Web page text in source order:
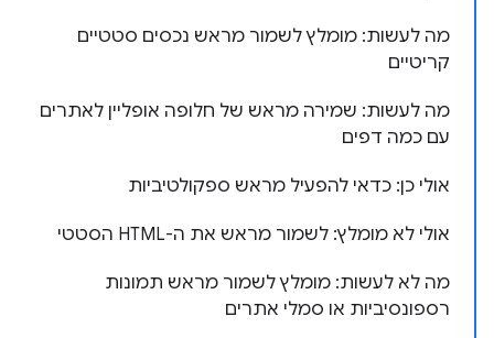
מה לעשות: מומלץ לשמור מראש נכסים סטטיים
קריטיים
מה לעשות: שמירה מראש של חלופה אופליין לאתרים
עם כמה דפים
אולי כן: כדאי להפעיל מראש ספקולטיביות
אולי לא מומלץ: לשמור מראש את ה-HTML הסטטי
מה לא לעשות: מומלץ לשמור מראש תמונות
רספונסיביות או סמלי אתרים